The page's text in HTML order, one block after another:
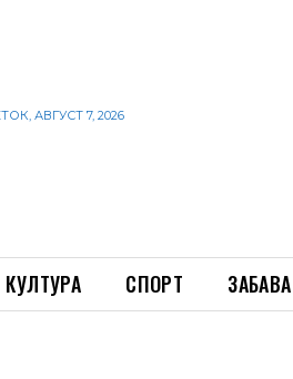
АВГУСТ 7, 2026
КУЛТУРА СПОРТ ЗАБАВА